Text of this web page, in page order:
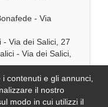
- Via
- Via dei Salici, 27
- Via dei Salici,
contenuti e gli annunci,
il nostro
modo in cui utilizzi il